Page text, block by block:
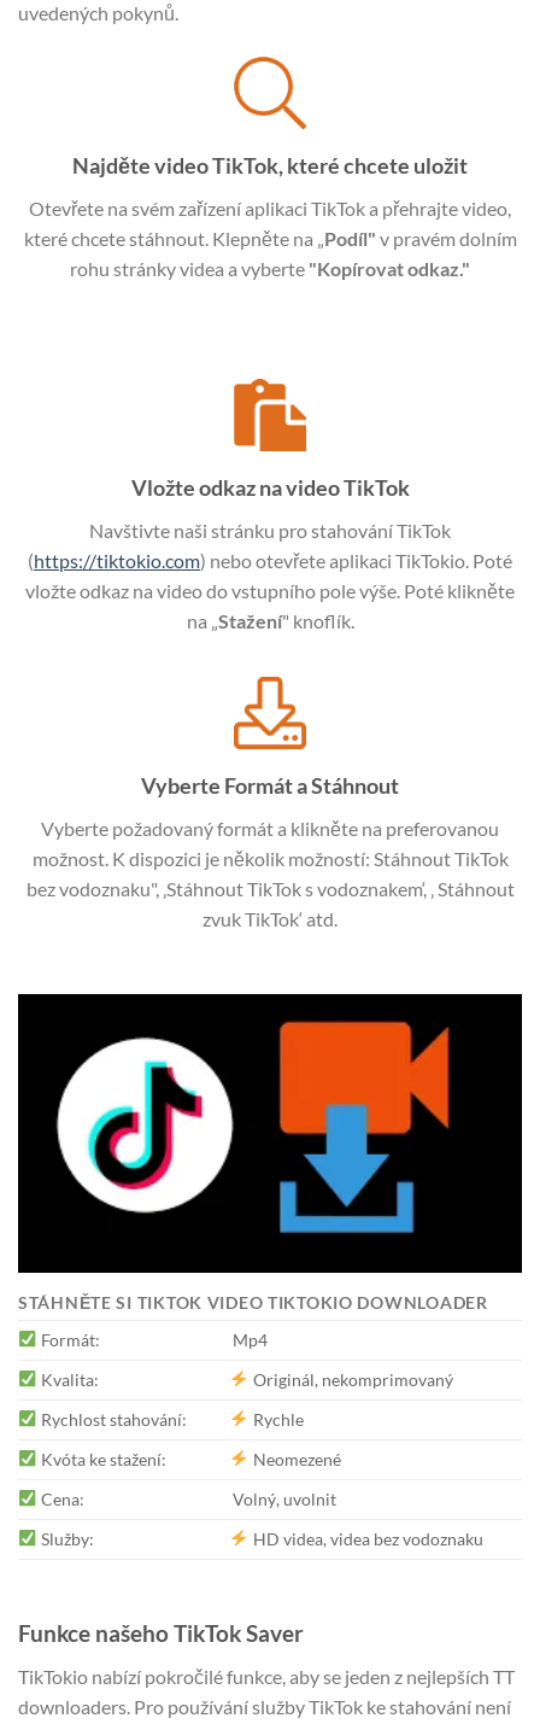
uvedených pokynů.
Najděte video TikTok, které chcete uložit
Otevřete na svém zařízení aplikaci TikTok a přehrajte video,
které chcete stáhnout. Klepněte na „Podíl" v pravém dolním
rohu stránky videa a vyberte "Kopírovat odkaz."
Vložte odkaz na video TikTok
Navštivte naši stránku pro stahování TikTok
(https://tiktokio.com) nebo otevřete aplikaci TikTokio. Poté
vložte odkaz na video do vstupního pole výše. Poté klikněte
na „Stažení" knoflík.
Vyberte Formát a Stáhnout
Vyberte požadovaný formát a klikněte na preferovanou
možnost. K dispozici je několik možností: Stáhnout TikTok
bez vodoznaku", ‚Stáhnout TikTok s vodoznakem‘, ‚ Stáhnout
zvuk TikTok‘ atd.
STÁHNĚTE SI TIKTOK VIDEO TIKTOKIO DOWNLOADER
Formát:
Mp4
Kvalita:
Originál, nekomprimovaný
Rychlost stahování:
Rychle
Kvóta ke stažení:
Neomezené
Cena:
Volný, uvolnit
Služby:
HD videa, videa bez vodoznaku
Funkce našeho TikTok Saver
TikTokio nabízí pokročilé funkce, aby se jeden z nejlepších TT
downloaders. Pro používání služby TikTok ke stahování není